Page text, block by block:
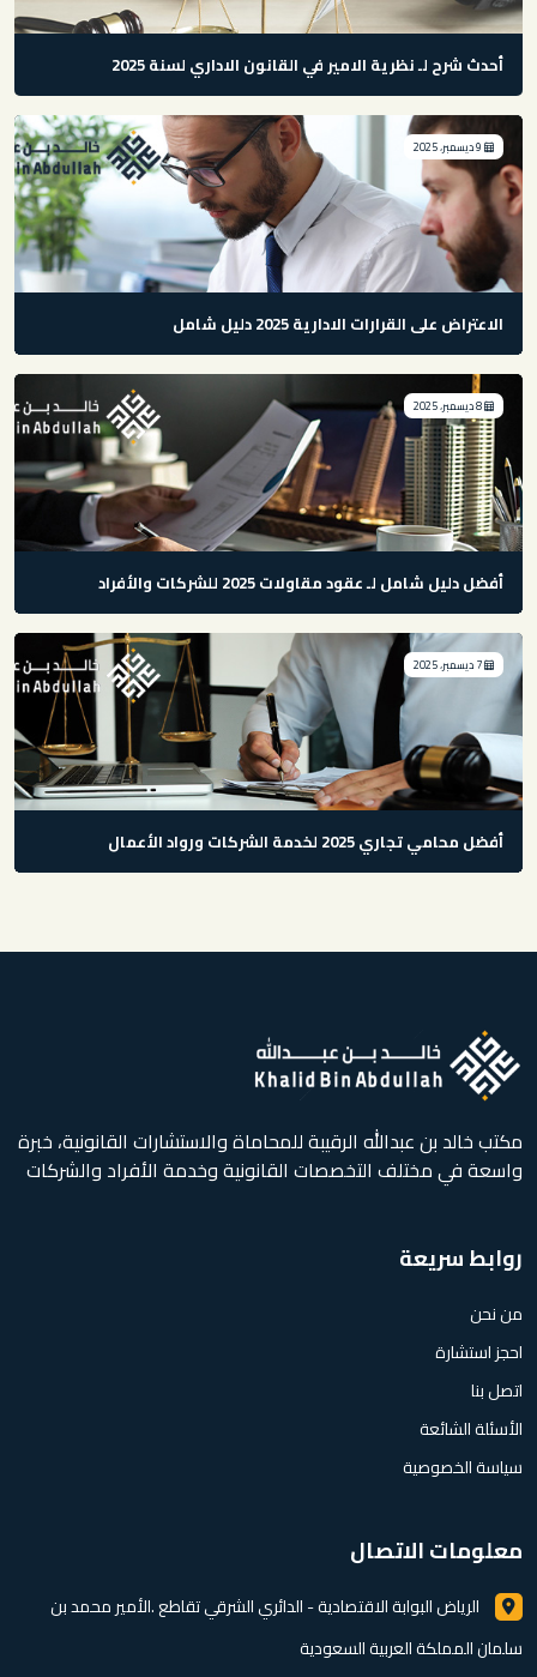
أحدث شرح لـ نظرية الامير في القانون الاداري لسنة 2025
الاعتراض على القرارات الادارية 2025 دليل شامل
أفضل دليل شامل لـ عقود مقاولات 2025 للشركات والأفراد
أفضل محامي تجاري 2025 لخدمة الشركات ورواد الأعمال
مكتب خالد بن عبدالله الرقيبة للمحاماة والاستشارات القانونية، خبرة
واسعة في مختلف التخصصات القانونية وخدمة الأفراد والشركات
روابط سريعة
من نحن
احجز استشارة
اتصل بنا
الأسئلة الشائعة
سياسة الخصوصية
معلومات الاتصال
الرياض البوابة الاقتصادية - الدائري الشرقي تقاطع .الأمير محمد بن
سلمان المملكة العربية السعودية